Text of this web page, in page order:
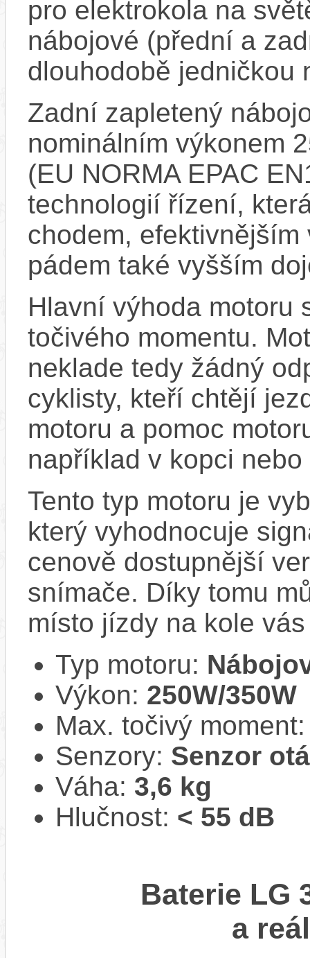
pro elektrokola na
nábojové (přední a
dlouhodobě jedničkou
Zadní zapletený
nominálním výkonem
(EU NORMA EPAC
technologií řízení,
chodem,
pádem také vyšším
Hlavní výhoda motoru
točivého momentu.
neklade tedy žádný
cyklisty, kteří chtějí
motoru a pomoc
například v kopci
Tento typ motoru je
který vyhodnocuje
cenově dostupnější
snímače. Díky tomu
místo jízdy na kole
Typ motoru:
Výkon: 250W/350W
Max. točivý
Senzory: Senzor
Váha: 3,6 kg
Hlučnost: < 55 dB
Baterie LG
a